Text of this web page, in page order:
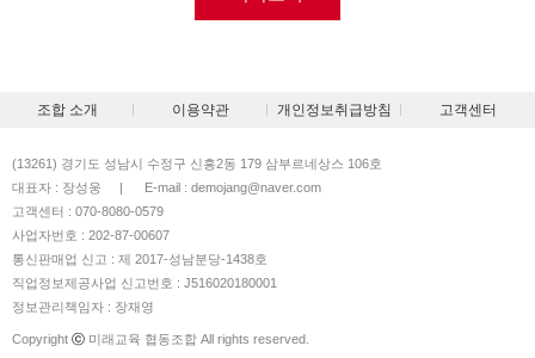
조합 소개 이용약관 개인정보취급방침 고객센터
(13261) 경기도 성남시 수정구 신흥2동 179 삼부르네상스 106호
대표자 : 장성웅
|
E-mail : demojang@naver.com
고객센터 : 070-8080-0579
사업자번호 : 202-87-00607
통신판매업 신고 : 제 2017-성남분당-1438호
직업정보제공사업 신고번호 : J516020180001
정보관리책임자 : 장재영
Copyright ⓒ 미래교육 협동조합 All rights reserved.